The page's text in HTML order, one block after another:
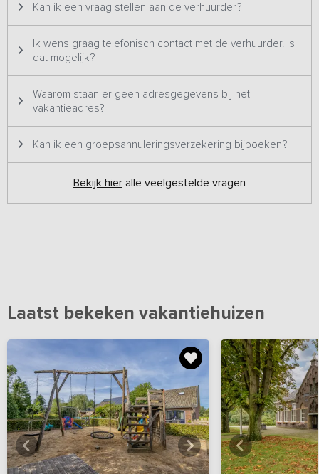
Kan ik een vraag stellen aan de verhuurder?
Ik wens graag telefonisch contact met de verhuurder. Is
dat mogelijk?
Waarom staan er geen adresgegevens bij het
vakantieadres?
Kan ik een groepsannuleringsverzekering bijboeken?
Bekijk hier alle veelgestelde vragen
Laatst bekeken vakantiehuizen
Bekijkhieralle foto's Bekijk